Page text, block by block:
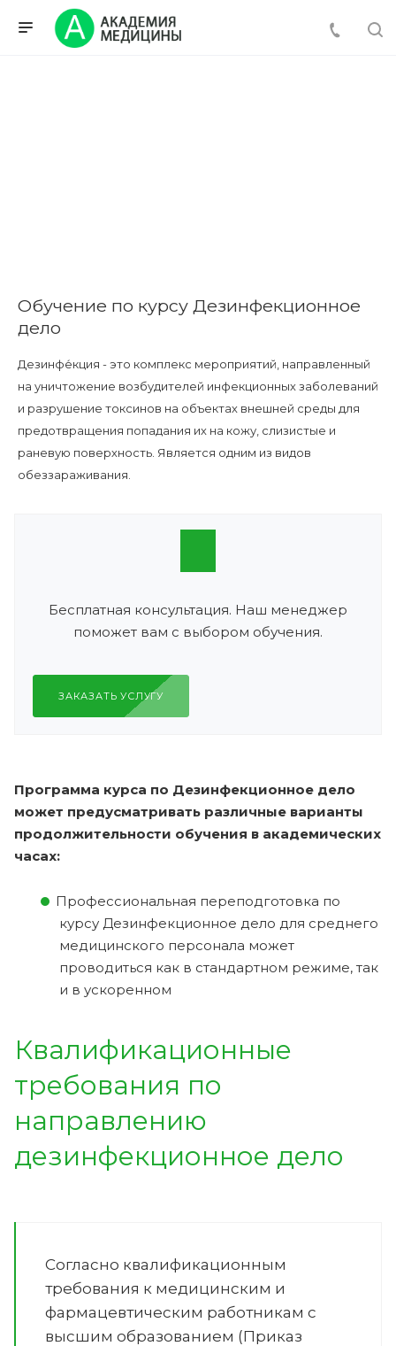
Обучение по курсу Дезинфекционное
дело
Дезинфе́кция - это комплекс мероприятий, направленный
на уничтожение возбудителей инфекционных заболеваний
и разрушение токсинов на объектах внешней среды для
предотвращения попадания их на кожу, слизистые и
раневую поверхность. Является одним из видов
обеззараживания.
Бесплатная консультация. Наш менеджер
поможет вам с выбором обучения.
ЗАКАЗАТЬ УСЛУГУ
Программа курса по Дезинфекционное дело
может предусматривать различные варианты
продолжительности обучения в академических
часах:
Профессиональная переподготовка по
курсу Дезинфекционное дело для среднего
медицинского персонала может
проводиться как в стандартном режиме, так
и в ускоренном
Квалификационные
требования по
направлению
дезинфекционное дело
Согласно квалификационным
требования к медицинским и
фармацевтическим работникам с
высшим образованием (Приказ